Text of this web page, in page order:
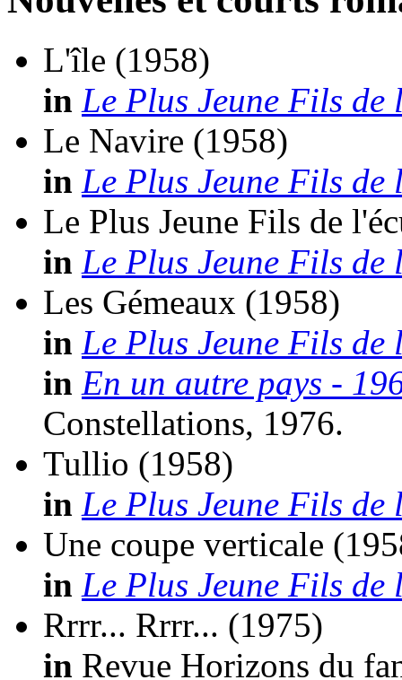
L'île (1958)
in Le Plus Jeune Fils de
Le Navire (1958)
in Le Plus Jeune Fils de
Le Plus Jeune Fils de
in Le Plus Jeune Fils de
Les Gémeaux (1958)
in Le Plus Jeune Fils de
in En un autre pays -
Constellations, 1976.
Tullio (1958)
in Le Plus Jeune Fils de
Une coupe verticale
in Le Plus Jeune Fils de
Rrrr... Rrrr... (1975)
in Revue Horizons du